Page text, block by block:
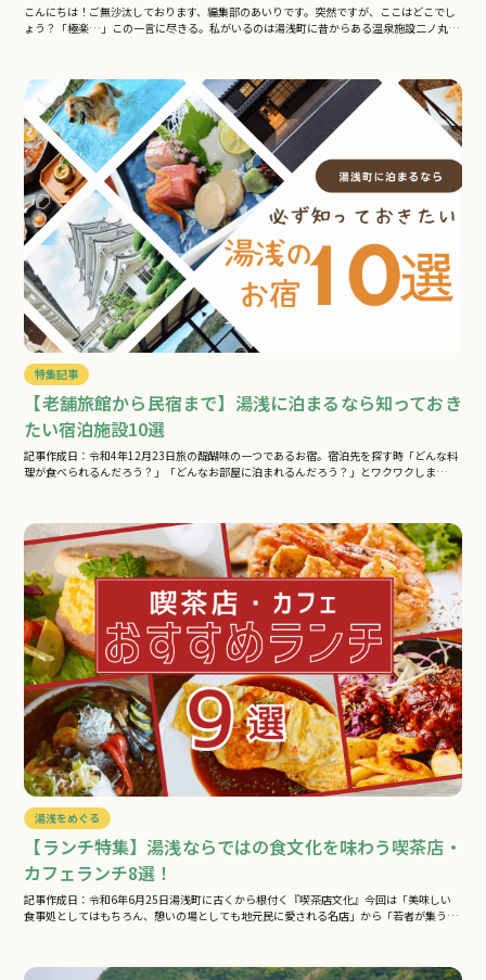
こんにちは！ご無沙汰しております、編集部のあいりです。突然ですが、ここはどこでし
ょう？「極楽…」この一言に尽きる。私がいるのは湯浅町に昔からある温泉施設二ノ丸
特集記事
【老舗旅館から民宿まで】湯浅に泊まるなら知っておき
たい宿泊施設10選
記事作成日：令和4年12月23日旅の醍醐味の一つであるお宿。宿泊先を探す時「どんな料
理が食べられるんだろう？」「どんなお部屋に泊まれるんだろう？」とワクワクしま…
湯浅をめぐる
【ランチ特集】湯浅ならではの食文化を味わう喫茶店・
カフェランチ8選！
記事作成日：令和6年6月25日湯浅町に古くから根付く『喫茶店文化』今回は「美味しい
食事処としてはもちろん、憩いの場としても地元民に愛される名店」から「若者が集う…